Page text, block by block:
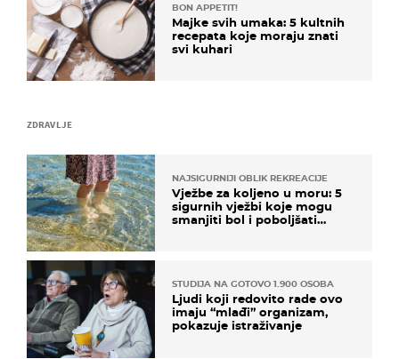
ZDRAVLJE
NAJSIGURNIJI OBLIK REKREACIJE
Vježbe za koljeno u moru: 5
sigurnih vježbi koje mogu
smanjiti bol i poboljšati
STUDIJA NA GOTOVO 1.900 OSOBA
Ljudi koji redovito rade ovo
imaju “mlađi” organizam,
pokazuje istraživanje
BON APPETIT!
Majke svih umaka: 5 kultnih
recepata koje moraju znati
svi kuhari